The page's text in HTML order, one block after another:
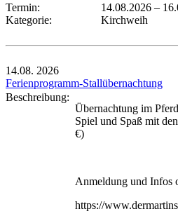
Termin:
14.08.2026 –
Kategorie:
Kirchweih
14.08. 2026
Ferienprogramm-Stallübernachtung
Beschreibung:
Übernachtung im
Spiel und Spaß mit
€)
Anmeldung und Infos
https://